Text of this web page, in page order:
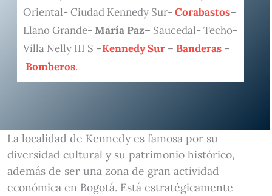
Oriental- Ciudad Kennedy Sur- Corabastos–
Llano Grande- María Paz– Saucedal- Techo-
Villa Nelly III S –Kennedy Sur– Banderas–
Bomberos.
La localidad de Kennedy es famosa por su
diversidad cultural y su patrimonio histórico,
además de ser una zona de gran actividad
económica en Bogotá. Está estratégicamente